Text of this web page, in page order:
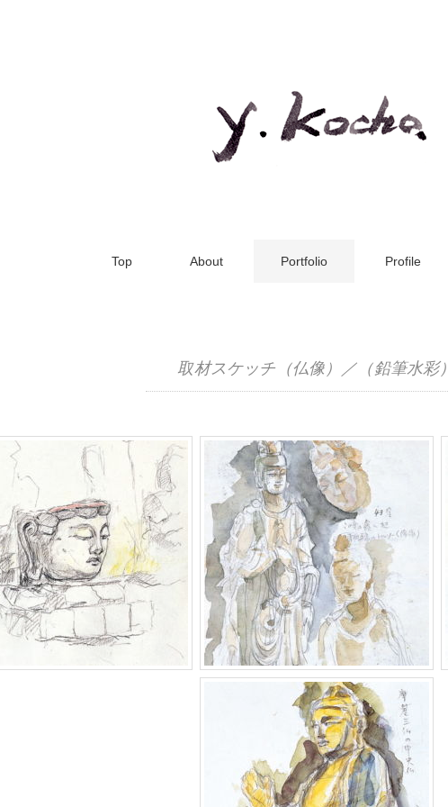
Top About Portfolio Profile
取材スケッチ（仏像）／（鉛筆水彩）